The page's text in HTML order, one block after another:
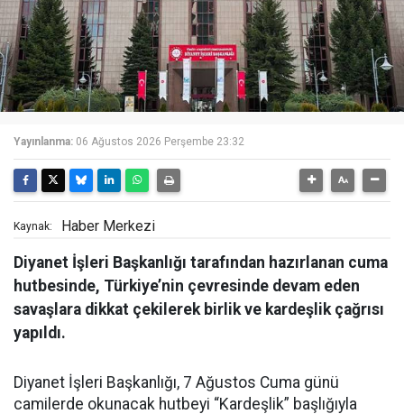
Yayınlanma: 06 Ağustos 2026 Perşembe 23:32
Kaynak: Haber Merkezi
Diyanet İşleri Başkanlığı tarafından hazırlanan cuma
hutbesinde, Türkiye’nin çevresinde devam eden
savaşlara dikkat çekilerek birlik ve kardeşlik çağrısı
yapıldı.
Diyanet İşleri Başkanlığı, 7 Ağustos Cuma günü
camilerde okunacak hutbeyi “Kardeşlik” başlığıyla